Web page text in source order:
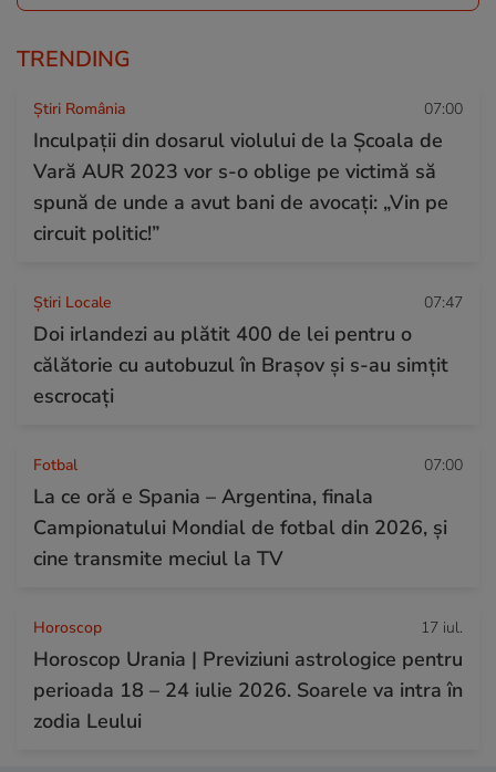
TRENDING
Știri România 07:00
Inculpații din dosarul violului de la Școala de
Vară AUR 2023 vor s-o oblige pe victimă să
spună de unde a avut bani de avocați: „Vin pe
circuit politic!”
Știri Locale 07:47
Doi irlandezi au plătit 400 de lei pentru o
călătorie cu autobuzul în Brașov și s-au simțit
escrocați
Fotbal 07:00
La ce oră e Spania – Argentina, finala
Campionatului Mondial de fotbal din 2026, și
cine transmite meciul la TV
Horoscop 17 iul.
Horoscop Urania | Previziuni astrologice pentru
perioada 18 – 24 iulie 2026. Soarele va intra în
zodia Leului